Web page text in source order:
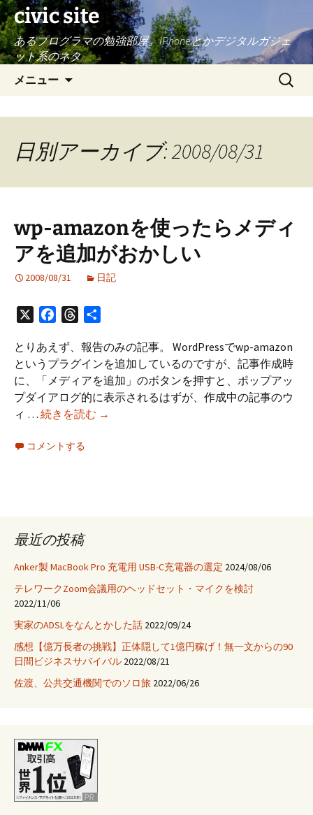
civic site
あるプログラマの勉強部屋。iPhoneとかデジタルガジェ
ット系のネタ
メニュー
へ
キ
プ
検
索:
日別アーカイブ: 2008/08/31
wp-amazonを使ったらメディ
アを追加がおかしい
2008/08/31 日記
FacebookThreads
とりあえず、報告のみの記事。 WordPressでwp-amazon
というプラグインを追加しているのですが、記事作成時
に、「メディアを追加」のボタンを押すと、ポップアッ
プダイアログ的に表示されるはずが、作成中の記事のウ
ィ … 続きを読む wp-
ィ
ア
を
加
が
お
か
→
コメントする
最近の投稿
Anker製 MacBook Pro 充電用 USB-C充電器の選定 2024/08/06
テレワークZoom会議用のヘッドセット・マイクを検討
2022/11/06
実家のADSLをなんとかした話 2022/09/24
感想【億万長者の挑戦】正体隠して1億円稼げ！無一文からの90
日間ビジネスサバイバル 2022/08/21
佐渡、公共交通機関でのソロ旅 2022/06/26